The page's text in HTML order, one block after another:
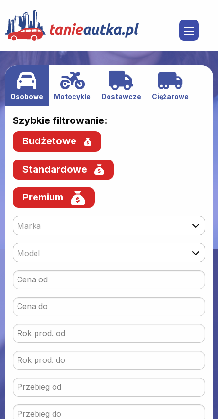
Osobowe Motocykle Dostawcze Ciężarowe
Szybkie filtrowanie:
Budżetowe
Standardowe
Premium
Marka
Model